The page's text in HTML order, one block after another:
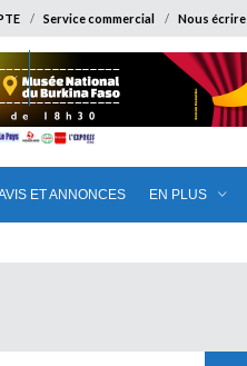
Service commercial Nous écrire
ET ANNONCES EN PLUS